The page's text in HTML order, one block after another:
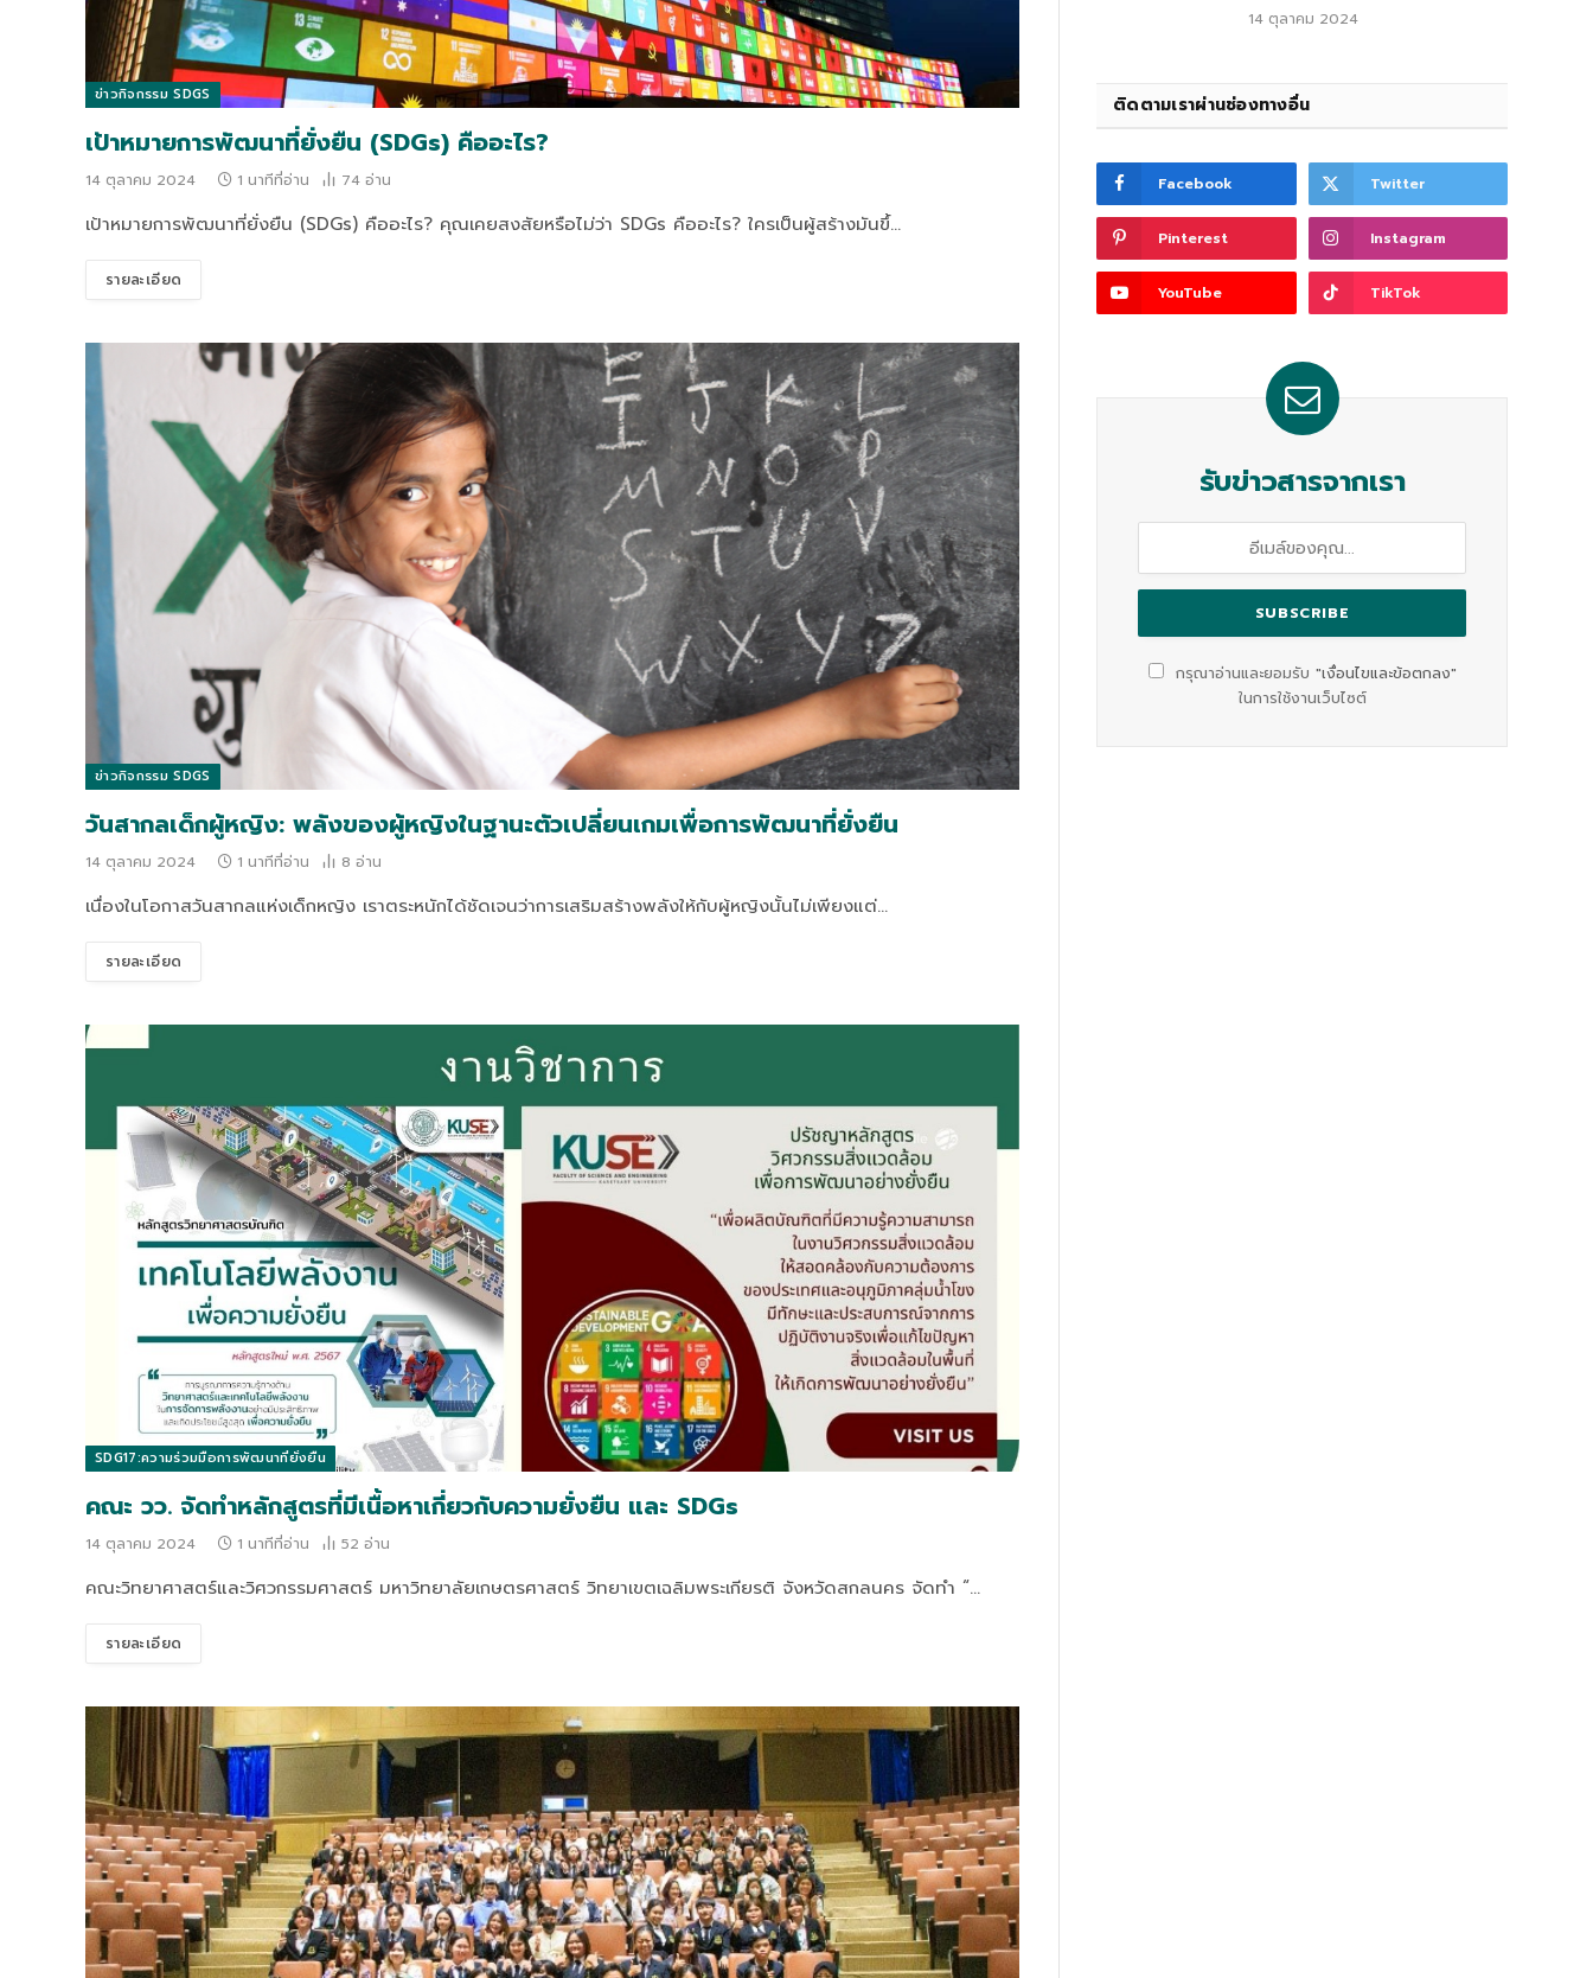
ข่าวกิจกรรม SDGS
เป้าหมายการพัฒนาที่ยั่งยืน (SDGs) คืออะไร?
14 ตุลาคม 2024 1 นาทีที่อ่าน 74 อ่าน
เป้าหมายการพัฒนาที่ยั่งยืน (SDGs) คืออะไร? คุณเคยสงสัยหรือไม่ว่า SDGs คืออะไร? ใครเป็นผู้สร้างมันขึ้…
รายละเอียด
ข่าวกิจกรรม SDGS
วันสากลเด็กผู้หญิง: พลังของผู้หญิงในฐานะตัวเปลี่ยนเกมเพื่อการพัฒนาที่ยั่งยืน
14 ตุลาคม 2024 1 นาทีที่อ่าน 8 อ่าน
เนื่องในโอกาสวันสากลแห่งเด็กหญิง เราตระหนักได้ชัดเจนว่าการเสริมสร้างพลังให้กับผู้หญิงนั้นไม่เพียงแต่…
รายละเอียด
SDG17:ความร่วมมือการพัฒนาที่ยั่งยืน
คณะ วว. จัดทำหลักสูตรที่มีเนื้อหาเกี่ยวกับความยั่งยืน และ SDGs
14 ตุลาคม 2024 1 นาทีที่อ่าน 52 อ่าน
คณะวิทยาศาสตร์และวิศวกรรมศาสตร์ มหาวิทยาลัยเกษตรศาสตร์ วิทยาเขตเฉลิมพระเกียรติ จังหวัดสกลนคร จัดทำ “…
รายละเอียด
14 ตุลาคม 2024
ติดตามเราผ่านช่องทางอื่น
Facebook Twitter
Pinterest Instagram
YouTube TikTok
รับข่าวสารจากเรา
กรุณาอ่านและยอมรับ "เงื่อนไขและข้อตกลง"
ในการใช้งานเว็บไซต์